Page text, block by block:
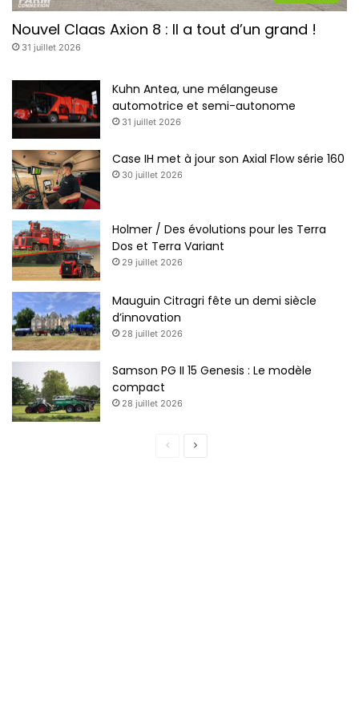
Nouvel Claas Axion 8 : Il a tout d’un grand !
31 juillet 2026
Kuhn Antea, une mélangeuse
automotrice et semi-autonome
31 juillet 2026
Case IH met à jour son Axial Flow série 160
30 juillet 2026
Holmer / Des évolutions pour les Terra
Dos et Terra Variant
29 juillet 2026
Mauguin Citragri fête un demi siècle
d’innovation
28 juillet 2026
Samson PG II 15 Genesis : Le modèle
compact
28 juillet 2026
Page
Page